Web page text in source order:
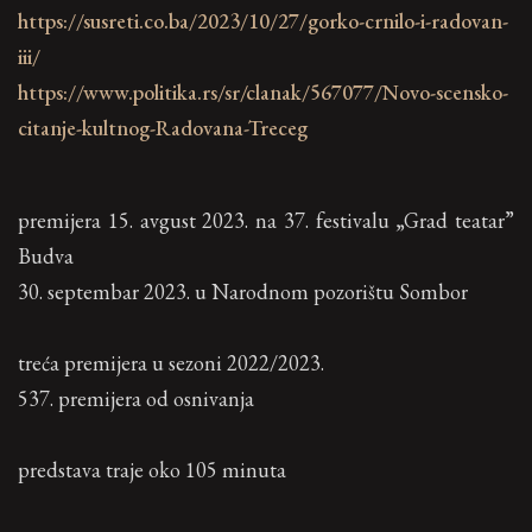
https://susreti.co.ba/2023/10/27/gorko-crnilo-i-radovan-
iii/
https://www.politika.rs/sr/clanak/567077/Novo-scensko-
citanje-kultnog-Radovana-Treceg
premijera 15. avgust 2023. na 37. festivalu „Grad teatar”
Budva
30. septembar 2023. u Narodnom pozorištu Sombor
treća premijera u sezoni 2022/2023.
537. premijera od osnivanja
predstava traje oko 105 minuta